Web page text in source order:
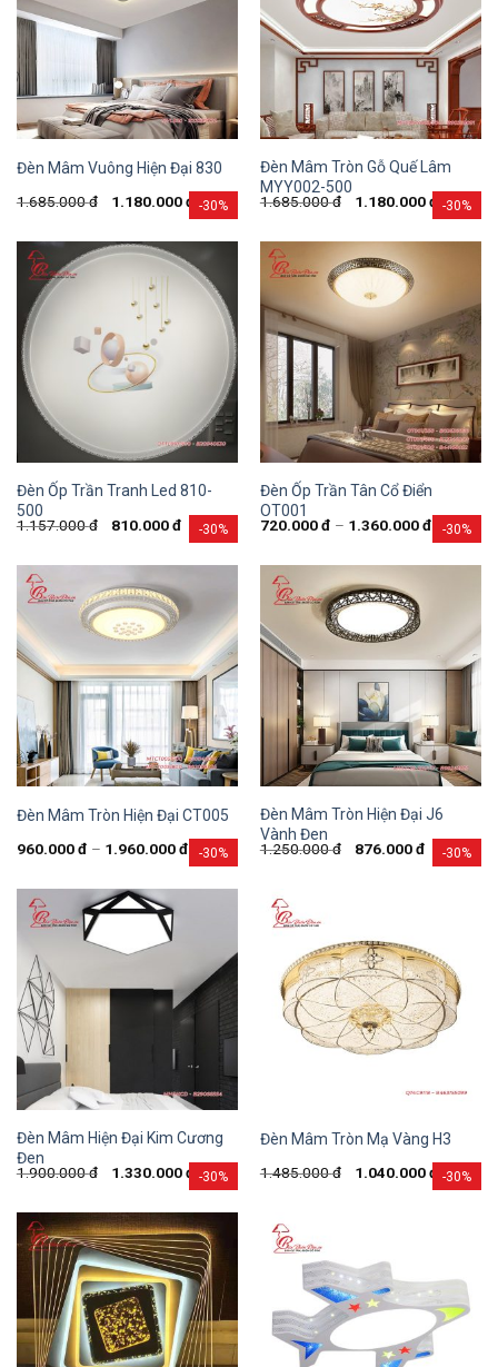
-30%
Đèn Mâm Vuông Hiện Đại 830
1.685.000đ 1.180.000đ -30%
Đèn Mâm Tròn Gỗ Quế Lâm
MYY002-500
1.685.000đ 1.180.000đ
-30%
Đèn Ốp Trần Tranh Led 810-
500
1.157.000đ 810.000đ -30%
Đèn Ốp Trần Tân Cổ Điển
OT001
720.000đ – 1.360.000đ
-30%
Đèn Mâm Tròn Hiện Đại CT005
960.000đ – 1.960.000đ -30%
Đèn Mâm Tròn Hiện Đại J6
Vành Đen
1.250.000đ 876.000đ
-30%
Đèn Mâm Hiện Đại Kim Cương
Đen
1.900.000đ 1.330.000đ -30%
Đèn Mâm Tròn Mạ Vàng H3
1.485.000đ 1.040.000đ